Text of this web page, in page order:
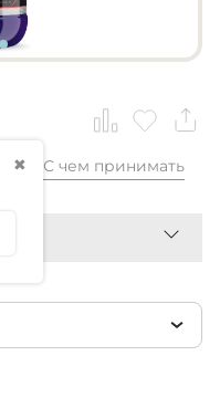
✖ С чем принимать